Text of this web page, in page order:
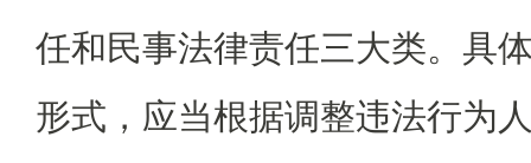
任和民事法律责任三大类。具
形式，应当根据调整违法行为